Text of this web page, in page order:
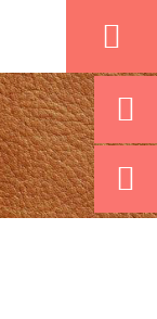


